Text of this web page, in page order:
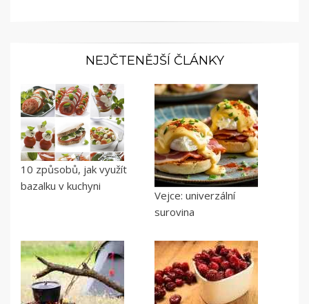
NEJČTENĚJŠÍ ČLÁNKY
10 způsobů, jak využít
bazalku v kuchyni
Vejce: univerzální
surovina